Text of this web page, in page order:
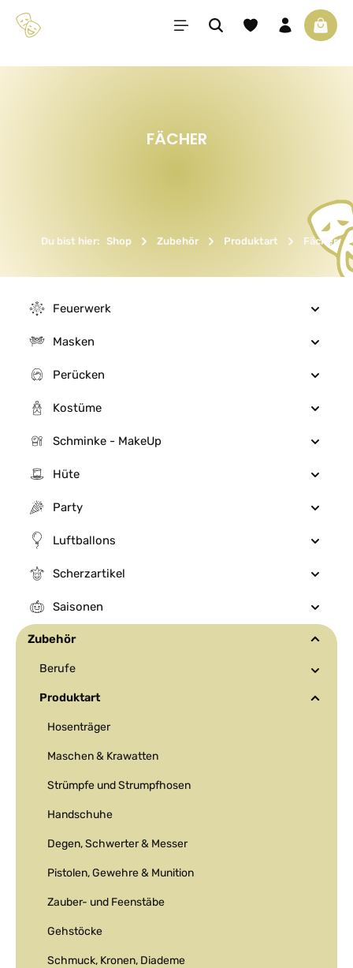
Zum Hauptinhalt springen Du hast 0 Produkte
FÄCHER
Du bist hier: Shop Zubehör Produktart Fächer
Feuerwerk
Masken
Perücken
Kostüme
Schminke - MakeUp
Hüte
Party
Luftballons
Scherzartikel
Saisonen
Zubehör
Berufe
Produktart
Hosenträger
Maschen & Krawatten
Strümpfe und Strumpfhosen
Handschuhe
Degen, Schwerter & Messer
Pistolen, Gewehre & Munition
Zauber- und Feenstäbe
Gehstöcke
Schmuck, Kronen, Diademe